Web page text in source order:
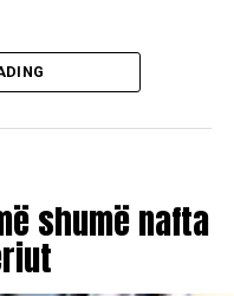
shumë nafta